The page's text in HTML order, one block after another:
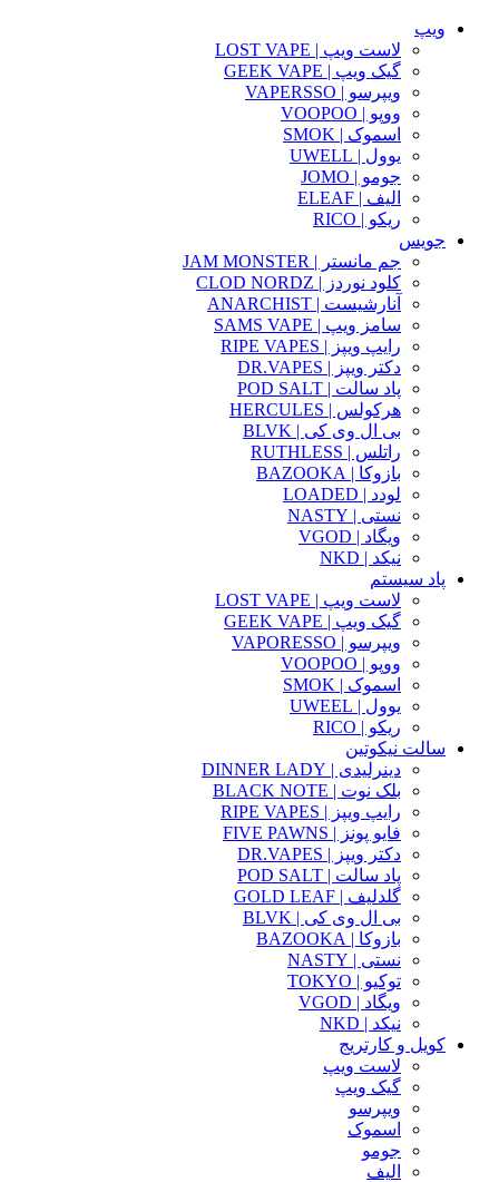
ویپ
لاست ویپ | LOST VAPE
گیک ویپ | GEEK VAPE
ویپرسو | VAPERSSO
ووپو | VOOPOO
اسموک | SMOK
یوول | UWELL
جومو | JOMO
الیف | ELEAF
ریکو | RICO
جویس
جم مانستر | JAM MONSTER
کلود نوردز | CLOD NORDZ
آنارشیست | ANARCHIST
سامز ویپ | SAMS VAPE
رایپ ویپز | RIPE VAPES
دکتر ویپز | DR.VAPES
پاد سالت | POD SALT
هرکولس | HERCULES
بی ال وی کی | BLVK
راتلس | RUTHLESS
بازوکا | BAZOOKA
لودد | LOADED
نستی | NASTY
ویگاد | VGOD
نیکد | NKD
پاد سیستم
لاست ویپ | LOST VAPE
گیک ویپ | GEEK VAPE
ویپرسو | VAPORESSO
ووپو | VOOPOO
اسموک | SMOK
یوول | UWEEL
ریکو | RICO
سالت نیکوتین
دینرلیدی | DINNER LADY
بلک نوت | BLACK NOTE
رایپ ویپز | RIPE VAPES
فایو پونز | FIVE PAWNS
دکتر ویپز | DR.VAPES
پاد سالت | POD SALT
گلدلیف | GOLD LEAF
بی ال وی کی | BLVK
بازوکا | BAZOOKA
نستی | NASTY
توکیو | TOKYO
ویگاد | VGOD
نیکد | NKD
کویل و کارتریج
لاست ویپ
گیک ویپ
ویپرسو
اسموک
جومو
الیف